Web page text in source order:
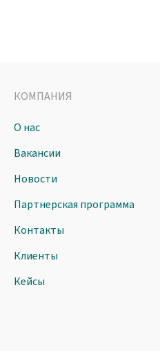
КОМПАНИЯ
О нас
Вакансии
Новости
Партнерская программа
Контакты
Клиенты
Кейсы